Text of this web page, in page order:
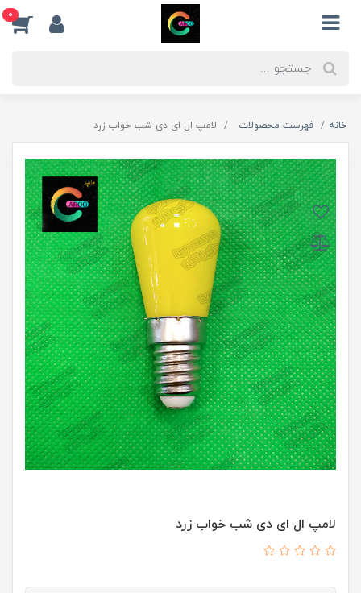
0
خانه فهرست محصولات لامپ ال ای دی شب خواب زرد
لامپ ال ای دی شب خواب زرد